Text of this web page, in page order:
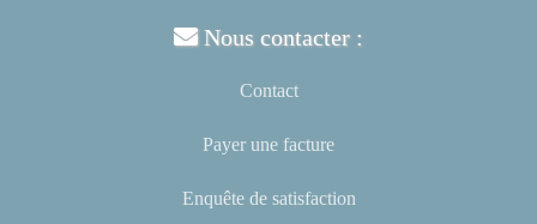
Nous contacter :
Contact
Payer une facture
Enquête de satisfaction